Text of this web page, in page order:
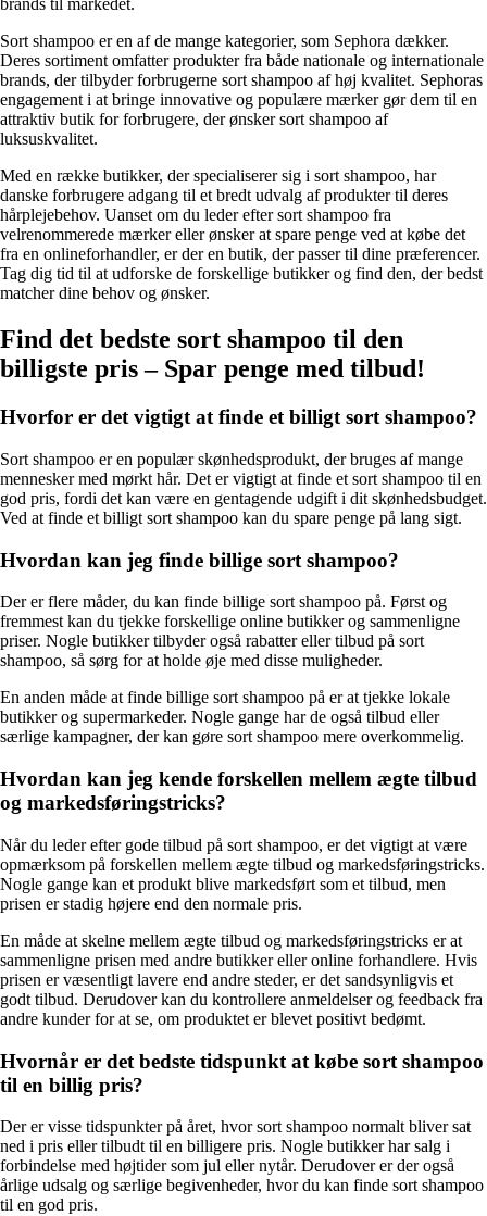
brands til markedet.
Sort shampoo er en af de mange kategorier, som Sephora dækker.
Deres sortiment omfatter produkter fra både nationale og internationale
brands, der tilbyder forbrugerne sort shampoo af høj kvalitet. Sephoras
engagement i at bringe innovative og populære mærker gør dem til en
attraktiv butik for forbrugere, der ønsker sort shampoo af
luksuskvalitet.
Med en række butikker, der specialiserer sig i sort shampoo, har
danske forbrugere adgang til et bredt udvalg af produkter til deres
hårplejebehov. Uanset om du leder efter sort shampoo fra
velrenommerede mærker eller ønsker at spare penge ved at købe det
fra en onlineforhandler, er der en butik, der passer til dine præferencer.
Tag dig tid til at udforske de forskellige butikker og find den, der bedst
matcher dine behov og ønsker.
Find det bedste sort shampoo til den
billigste pris – Spar penge med tilbud!
Hvorfor er det vigtigt at finde et billigt sort shampoo?
Sort shampoo er en populær skønhedsprodukt, der bruges af mange
mennesker med mørkt hår. Det er vigtigt at finde et sort shampoo til en
god pris, fordi det kan være en gentagende udgift i dit skønhedsbudget.
Ved at finde et billigt sort shampoo kan du spare penge på lang sigt.
Hvordan kan jeg finde billige sort shampoo?
Der er flere måder, du kan finde billige sort shampoo på. Først og
fremmest kan du tjekke forskellige online butikker og sammenligne
priser. Nogle butikker tilbyder også rabatter eller tilbud på sort
shampoo, så sørg for at holde øje med disse muligheder.
En anden måde at finde billige sort shampoo på er at tjekke lokale
butikker og supermarkeder. Nogle gange har de også tilbud eller
særlige kampagner, der kan gøre sort shampoo mere overkommelig.
Hvordan kan jeg kende forskellen mellem ægte tilbud
og markedsføringstricks?
Når du leder efter gode tilbud på sort shampoo, er det vigtigt at være
opmærksom på forskellen mellem ægte tilbud og markedsføringstricks.
Nogle gange kan et produkt blive markedsført som et tilbud, men
prisen er stadig højere end den normale pris.
En måde at skelne mellem ægte tilbud og markedsføringstricks er at
sammenligne prisen med andre butikker eller online forhandlere. Hvis
prisen er væsentligt lavere end andre steder, er det sandsynligvis et
godt tilbud. Derudover kan du kontrollere anmeldelser og feedback fra
andre kunder for at se, om produktet er blevet positivt bedømt.
Hvornår er det bedste tidspunkt at købe sort shampoo
til en billig pris?
Der er visse tidspunkter på året, hvor sort shampoo normalt bliver sat
ned i pris eller tilbudt til en billigere pris. Nogle butikker har salg i
forbindelse med højtider som jul eller nytår. Derudover er der også
årlige udsalg og særlige begivenheder, hvor du kan finde sort shampoo
til en god pris.